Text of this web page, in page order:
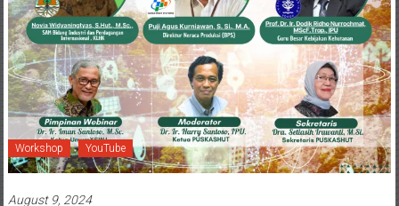
Workshop YouTube
August 9, 2024